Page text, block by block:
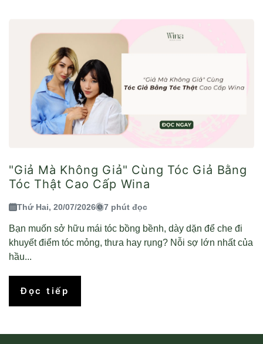
"Giả Mà Không Giả" Cùng Tóc Giả Bằng
Tóc Thật Cao Cấp Wina
Thứ Hai, 20/07/2026 7 phút đọc
Bạn muốn sở hữu mái tóc bồng bềnh, dày dặn để che đi
khuyết điểm tóc mỏng, thưa hay rụng? Nỗi sợ lớn nhất của
hầu...
Đọc tiếp